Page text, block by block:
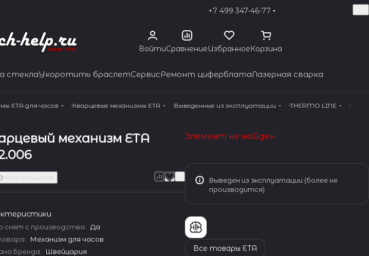
+7 499 347-46-77
ВойтиСравнениеИзбранноеКорзина
стеклаУкоротить браслетСервисРемонт циферблатаЛазерная сварка
ETA для часов Кварцевые механизмы ETA Выведенные из эксплуатации
THERMO LINE
механизм ETA
Нет отзывов
снят с производства: Да
: Механизм для часов
Бренда: Швейцария
Элемент не найден
Выведен из эксплуатации (более не
производится)
Все товары ETA